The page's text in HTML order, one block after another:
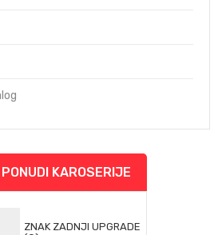
KAROSERIJE
ZNAK ZADNJI UPGRADE